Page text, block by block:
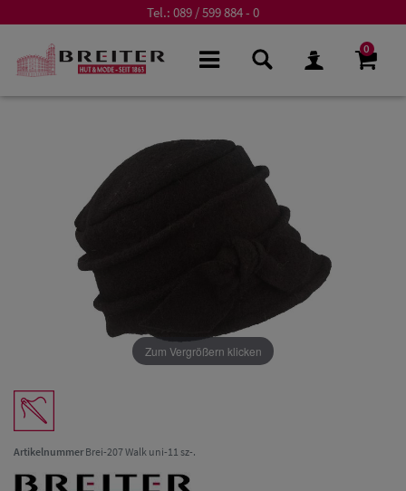
Tel.: 089 / 599 884 - 0
0
Zum Vergrößern klicken
ArtikelnummerBrei-207 Walk uni-11 sz-.